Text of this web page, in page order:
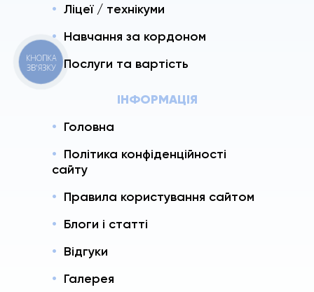
Ліцеї / технікуми
Навчання за кордоном
Послуги та вартість
ІНФОРМАЦІЯ
Головна
Політика конфіденційності
сайту
Правила користування сайтом
Блоги і статті
Відгуки
Галерея
КНОПКА
ЗВ'ЯЗКУ